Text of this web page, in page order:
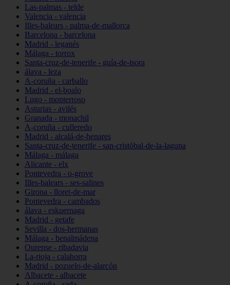
Las-palmas - telde
Valencia - valencia
Illes-balears - palma-de-mallorca
Barcelona - barcelona
Madrid - leganés
Málaga - torrox
Santa-cruz-de-tenerife - guía-de-isora
álava - leza
A-coruña - carballo
Madrid - el-boalo
Lugo - monterroso
Asturias - avilés
Granada - monachil
A-coruña - culleredo
Madrid - alcalá-de-henares
Santa-cruz-de-tenerife - san-cristóbal-de-la-laguna
Málaga - málaga
Alicante - elx
Pontevedra - o-grove
Illes-balears - ses-salines
Girona - lloret-de-mar
Pontevedra - cambados
álava - eskuernaga
Madrid - getafe
Sevilla - dos-hermanas
Málaga - benalmádena
Ourense - ribadavia
La-rioja - calahorra
Madrid - pozuelo-de-alarcón
Albacete - albacete